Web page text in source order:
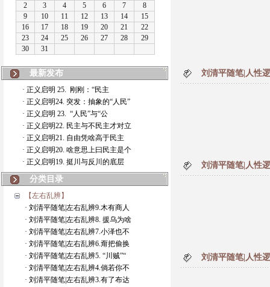
最新发布
· 正义启明 25. 刚刚：“民主
· 正义启明24. 突发：抽象的“人民”
· 正义启明 23. “人民”与“公
· 正义启明22. 民主与不民主才对立
· 正义启明21. 自由凭啥高于民主
· 正义启明20. 啥意思上曰民主是个
· 正义启明19. 挺川与反川的底层
分类目录
【左右乱辨】
· 刘清平随笔|左右乱辨9.木有商人
· 刘清平随笔|左右乱辨8. 援乌为啥
· 刘清平随笔|左右乱辨7.小泽也不
· 刘清平随笔|左右乱辨6.甭把偷换
· 刘清平随笔|左右乱辨5. “川贼”“
· 刘清平随笔|左右乱辨4.倘若你不
· 刘清平随笔|左右乱辨3.有了布达
刘清平随笔|人性
刘清平随笔|人性
刘清平随笔|人性